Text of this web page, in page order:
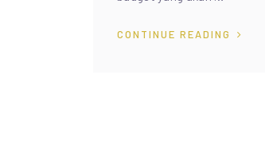
CONTINUE READING